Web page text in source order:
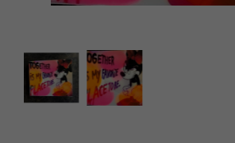
cm 250e Kunsthuizen (2)